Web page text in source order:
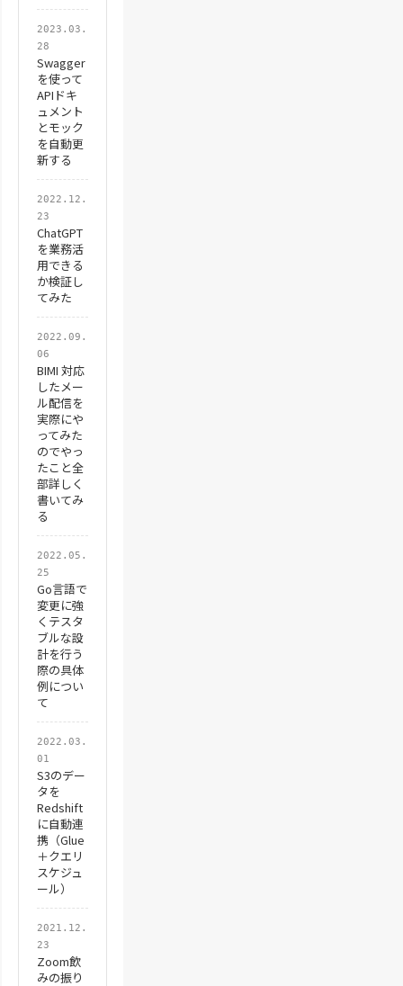
2023.03.
28
Swagger
を使って
APIドキ
ュメント
とモック
を自動更
新する
2022.12.
23
ChatGPT
を業務活
用できる
か検証し
てみた
2022.09.
06
BIMI 対応
したメー
ル配信を
実際にや
ってみた
のでやっ
たこと全
部詳しく
書いてみ
る
2022.05.
25
Go言語で
変更に強
くテスタ
ブルな設
計を行う
際の具体
例につい
て
2022.03.
01
S3のデー
タを
Redshift
に自動連
携（Glue
＋クエリ
スケジュ
ール）
2021.12.
23
Zoom飲
みの振り